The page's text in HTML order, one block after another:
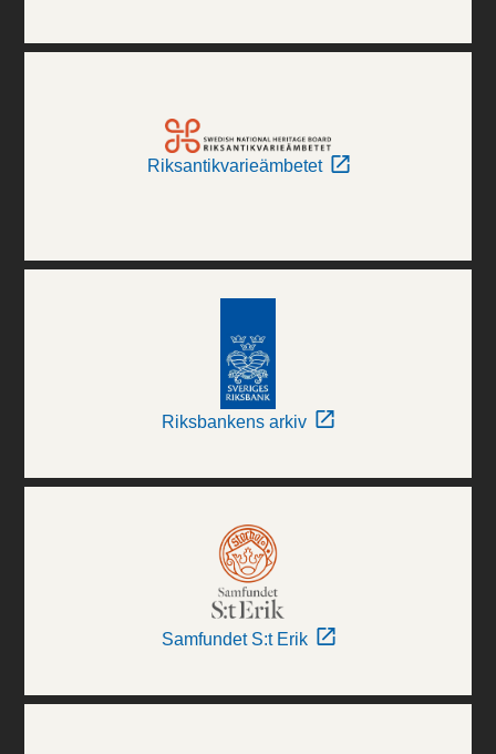
Riksantikvarieämbetet
Riksbankens arkiv
Samfundet S:t Erik